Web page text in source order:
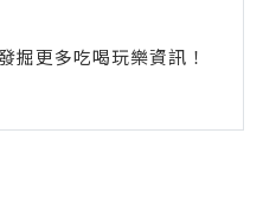
更多吃喝玩樂資訊！